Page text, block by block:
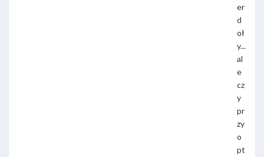
er
d
oł
y...
al
e
cz
y
pr
zy
o
pt